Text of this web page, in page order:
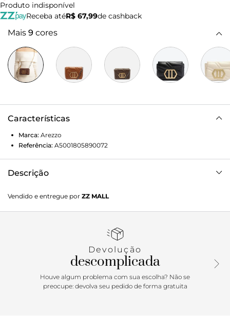
Produto indisponível
Receba atéR$ 67,99de cashback
Mais 9 cores
Características
Marca: Arezzo
Referência: A5001805890072
Descrição
acessório tem formato estruturado e quadrado e capas
com costuras em matelassê geométricas. Traz alça em
ajuste lateral. Possui fecho em tampo frontal e imã, além
Vendido e entregue por ZZ MALL
Devolução
descomplicada
Houve algum problema com sua escolha? Não se
preocupe: devolva seu pedido de forma gratuita